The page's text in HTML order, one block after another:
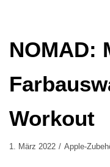
NOMAD:
Workout
1. März 2022 Apple-